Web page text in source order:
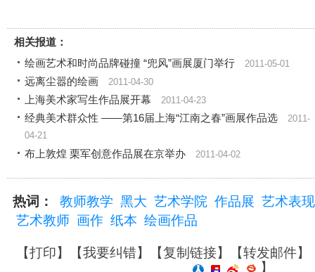
相关报道：
绘画艺术和时尚品牌碰撞 “兜风”画展厦门举行
2011-05-01
远离尘嚣的绘画 2011-04-30
上海美术家写生作品展开幕 2011-04-23
经典美术群众性 ――第16届上海“江南之春”画展作品选 2011-
04-21
布上敦煌 栗军创意作品展在京举办
2011-04-02
热词： 教师教学 黑大 艺术学院 作品展 艺术表
艺术教师 画作 纸本 绘画作品
【打印】【我要纠错】【复制链接】【转发邮件】
】